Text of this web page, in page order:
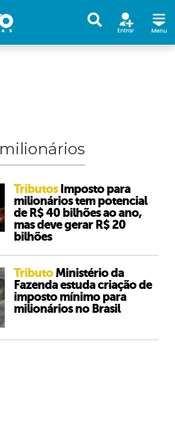
milionários
Tributos Imposto para
milionários tem potencial
de R$ 40 bilhões ao ano,
mas deve gerar R$ 20
bilhões
TributoMinistério da
Fazenda estuda criação de
imposto mínimo para
milionários no Brasil